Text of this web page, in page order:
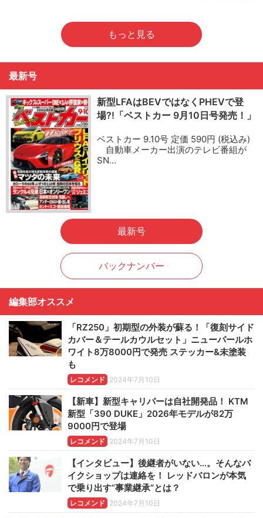
もっと見る
最新号
新型LFAはBEVではなくPHEVで登
場?!「ベストカー 9月10日号発売！」
ベストカー 9.10号 定価 590円 (税込み)
自動車メーカー出演のテレビ番組が
SN…
最新号
バックナンバー
編集部オススメ
「RZ250」初期型の外装が蘇る！「復刻サイド
カバー＆テールカウルセット」ニューパールホ
ワイト8万8000円で発売 ステッカー&未塗装
も
レコメンド 2024年7月10日
【新車】新型キャリパーは自社開発品！ KTM
新型「390 DUKE」2026年モデルが82万
9000円で登場
レコメンド 2024年7月10日
【インタビュー】後継者がいない…。そんなバ
イクショップは連絡を！ レッドバロンが本気
で乗り出す“事業継承”とは？
レコメンド 2024年7月10日